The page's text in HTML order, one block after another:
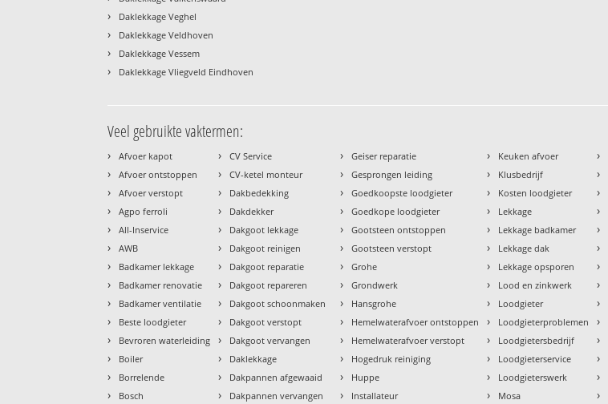
› Daklekkage Veghel
› Daklekkage Veldhoven
› Daklekkage Vessem
› Daklekkage Vliegveld Eindhoven
Veel gebruikte vaktermen:
› Afvoer kapot
› Afvoer ontstoppen
› Afvoer verstopt
› Agpo ferroli
› All-Inservice
› AWB
› Badkamer lekkage
› Badkamer renovatie
› Badkamer ventilatie
› Beste loodgieter
› Bevroren waterleiding
› Boiler
› Borrelende
› Bosch
› CV Service
› CV-ketel monteur
› Dakbedekking
› Dakdekker
› Dakgoot lekkage
› Dakgoot reinigen
› Dakgoot reparatie
› Dakgoot repareren
› Dakgoot schoonmaken
› Dakgoot verstopt
› Dakgoot vervangen
› Daklekkage
› Dakpannen afgewaaid
› Dakpannen vervangen
› Geiser reparatie
› Gesprongen leiding
› Goedkoopste loodgieter
› Goedkope loodgieter
› Gootsteen ontstoppen
› Gootsteen verstopt
› Grohe
› Grondwerk
› Hansgrohe
› Hemelwaterafvoer ontstoppen
› Hemelwaterafvoer verstopt
› Hogedruk reiniging
› Huppe
› Installateur
› Keuken afvoer
› Klusbedrijf
› Kosten loodgieter
› Lekkage
› Lekkage badkamer
› Lekkage dak
› Lekkage opsporen
› Lood en zinkwerk
› Loodgieter
› Loodgieterproblemen
› Loodgietersbedrijf
› Loodgieterservice
› Loodgieterswerk
› Mosa
›
›
›
›
›
›
›
›
›
›
›
›
›
›